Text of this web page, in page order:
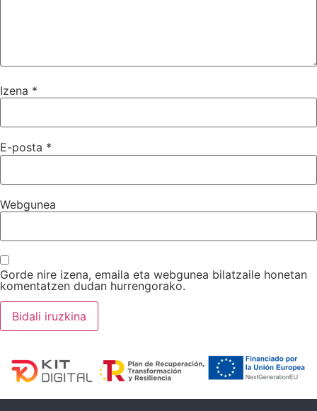
Izena *
E-posta *
Webgunea
Gorde nire izena, emaila eta webgunea bilatzaile honetan
komentatzen dudan hurrengorako.